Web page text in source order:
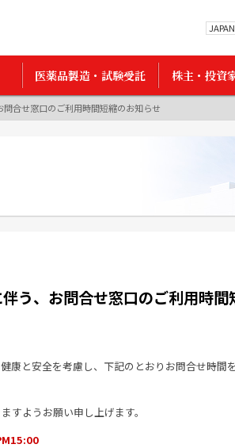
医薬品製造・試験受託 株主・投資
問合せ窓口のご利用時間短縮のお知らせ
う、お問合せ窓口のご利用時間
康と安全を考慮し、下記のとおりお問合せ時間
すようお願い申し上げます。